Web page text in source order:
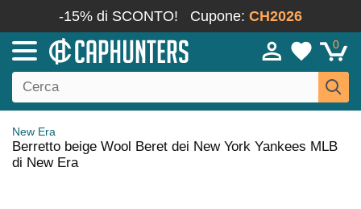
-15% di SCONTO! Cupone: CH2026
0
New Era
Berretto beige Wool Beret dei New York Yankees MLB
di New Era